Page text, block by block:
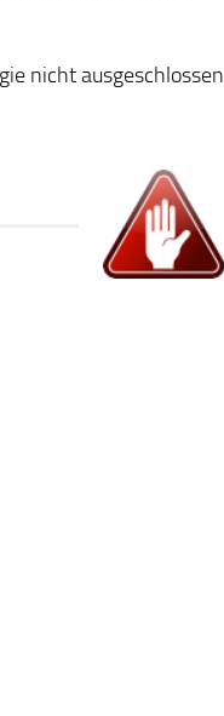
nicht ausgeschlossen